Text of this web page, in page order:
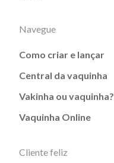
Navegue
Como criar e lançar
Central da vaquinha
Vakinha ou vaquinha?
Vaquinha Online
Cliente feliz